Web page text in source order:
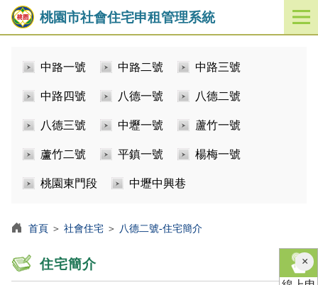
桃園市社會住宅申租管理系統
開
啟
中路一號 中路二號 中路三號
中路四號 八德一號 八德二號
八德三號 中壢一號 蘆竹一號
蘆竹二號 平鎮一號 楊梅一號
桃園東門段 中壢中興巷
首頁 ＞ 社會住宅 ＞ 八德二號-住宅簡介
住宅簡介 ×關
閉